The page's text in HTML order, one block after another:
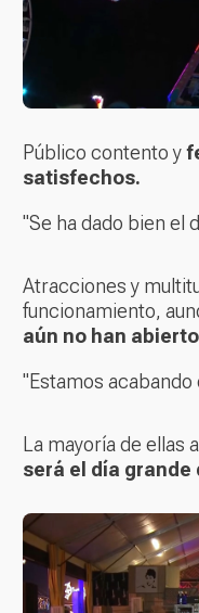
Público contento y
satisfechos.
"Se ha dado bien el
Atracciones y
funcionamiento,
aún no han
"Estamos
La mayoría de ellas
será el día grande